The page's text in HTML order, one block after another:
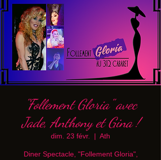
"Follement Gloria" avec
Jade, Anthony et Gina !
dim. 23 févr.
  |
Ath
Diner Spectacle, "Follement Gloria",